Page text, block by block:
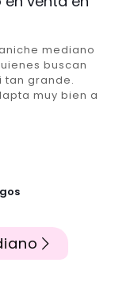
mediano
buscan
tan grande.
muy bien a